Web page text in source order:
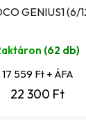
GENIUS1 (6/
(62 db)
17 559 Ft + ÁFA
22 300 Ft